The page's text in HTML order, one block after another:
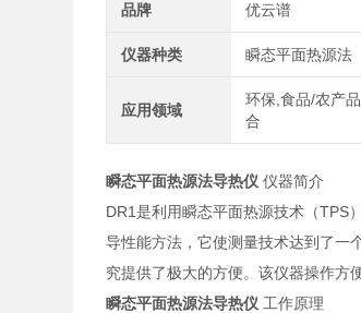
品牌 优云谱
仪器种类 瞬态平面热源法
应用领域
环保,食品/农产
合
瞬态平面热源法导热仪 仪器简介
DR1是利用瞬态平面热源技术（TPS
导性能方法，它使测量技术达到了一
究提供了极大的方便。该仪器操作方
瞬态平面热源法导热仪 工作原理